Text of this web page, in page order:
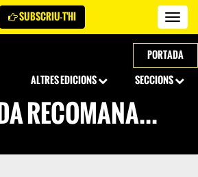
La
SUBSCRIU-T'HI
PORTADA
SECCIONS
ALTRES EDICIONS
RECOMANA...